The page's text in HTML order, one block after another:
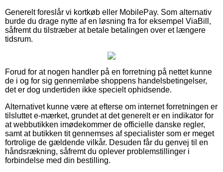
Generelt foreslår vi kortkøb eller MobilePay. Som alternativ
burde du drage nytte af en løsning fra for eksempel ViaBill,
såfremt du tilstræber at betale betalingen over et længere
tidsrum.
Forud for at nogen handler på en forretning på nettet kunne
de i og for sig gennemløbe shoppens handelsbetingelser,
det er dog undertiden ikke specielt ophidsende.
Alternativet kunne være at efterse om internet forretningen er
tilsluttet e-mærket, grundet at det generelt er en indikator for
at webbutikken imødekommer de officielle danske regler,
samt at butikken tit gennemses af specialister som er meget
fortrolige de gældende vilkår. Desuden får du genvej til en
håndsrækning, såfremt du oplever problemstillinger i
forbindelse med din bestilling.